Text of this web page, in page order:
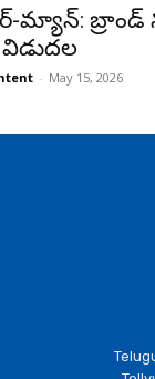
మ్యాన్: బ్రాండ్
విడుదల
- May 15, 2026